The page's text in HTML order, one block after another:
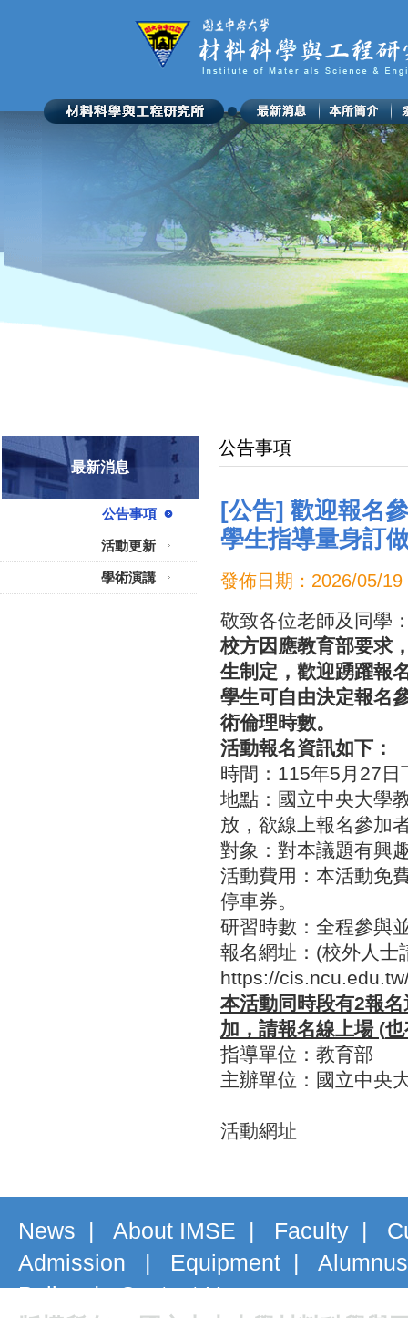
最新消息
公告事項
活動更新
學術演講
公告事項
[公告] 歡迎報名
學生指導量身訂
發佈日期：2026/05/
敬致各位老師及同學
校方因應教育部要求
生制定，歡迎踴躍報
學生可自由決定報名
術倫理時數。
活動報名資訊如下：
時間：115年5月27
地點：國立中央大學
放，欲線上報名參加
對象：對本議題有興
活動費用：本活動免
停車券。
研習時數：全程參與
報名網址：(校外人士
https://
本活動同時段有2報名
加，請報名線上場(
指導單位：教育部
主辦單位：國立中央
活動網址
News | About IMSE | Faculty |
Admission
| Equipment | Alumnus
Policy|Contact Us